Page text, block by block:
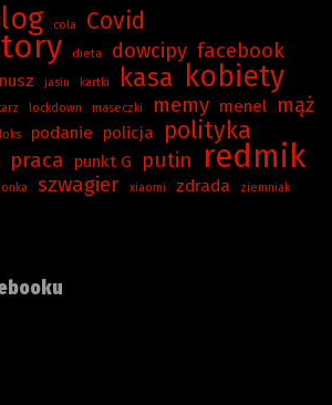
cola Covid
dieta dowcipy facebook
jasiu kartki kasa kobiety
lockdown maseczki memy menel mąż
podanie policja polityka
praca punkt G putin redmik
szwagier xiaomi zdrada
ziemniak